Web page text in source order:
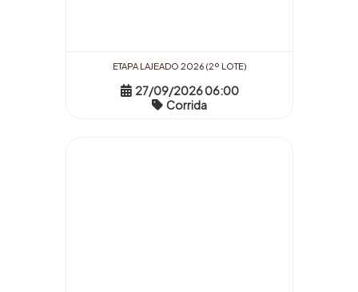
ETAPA LAJEADO 2026 (2º LOTE)
27/09/2026 06:00
Corrida